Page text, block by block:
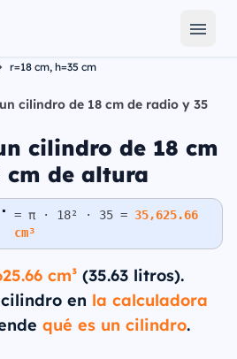
r=18 cm, h=35 cm
cilindro de 18 cm de radio y 35
cilindro de 18 cm
cm de altura
= π · 18² · 35 =35,625.66
cm³
cm³ (35.63 litros).
en la calculadora
qué es un cilindro.